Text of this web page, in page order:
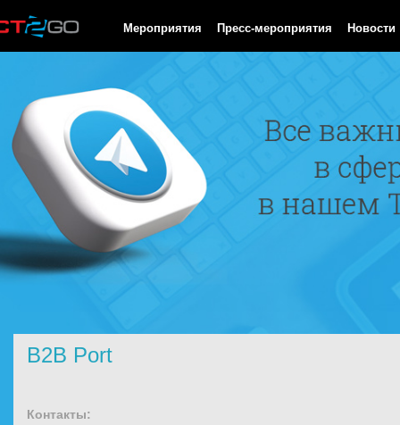
Мероприятия Пресс-мероприятия Новости
B2B Port
Контакты: